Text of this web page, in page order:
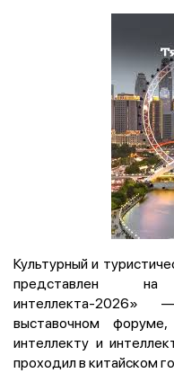
Культурный и
представлен
интеллекта-2026»
выставочном форуме,
интеллекту и
проходил в китайском